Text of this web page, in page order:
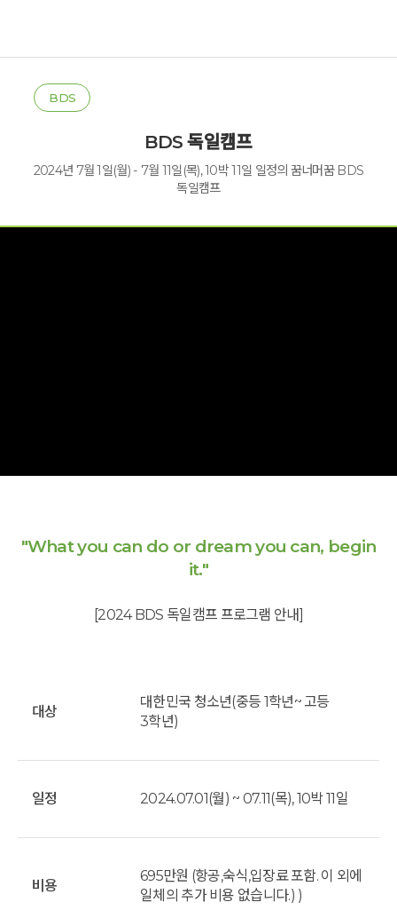
BDS
BDS 독일캠프
2024년 7월 1일(월) - 7월 11일(목), 10박 11일 일정의 꿈너머꿈 BDS
독일캠프
"What you can do or dream you can, begin
it."
[2024 BDS 독일캠프 프로그램 안내]
대상
대한민국 청소년(중등 1학년~ 고등
3학년)
일정 2024.07.01(월) ~ 07.11(목), 10박 11일
비용
695만원 (항공,숙식,입장료 포함. 이 외에
일체의 추가 비용 없습니다.) )